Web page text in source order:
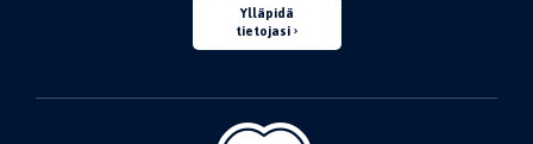
Ylläpidä
tietojasi